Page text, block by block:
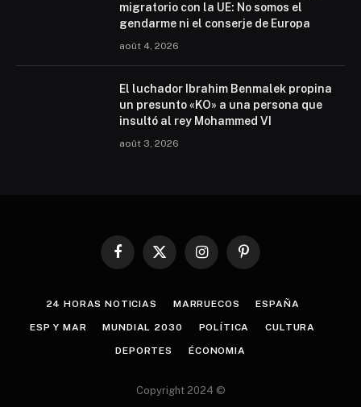
migratorio con la UE: No somos el
gendarme ni el conserje de Europa
août 4, 2026
El luchador Ibrahim Benmalek propina
un presunto «KO» a una persona que
insultó al rey Mohammed VI
août 3, 2026
Facebook
X
InstagramPinterest
24 HORAS NOTICIAS MARRUECOS ESPAÑA
ESP Y MAR MUNDIAL 2030 POLÍTICA CULTURA
DEPORTES ÉCONOMIA
Copyright 2024 ©